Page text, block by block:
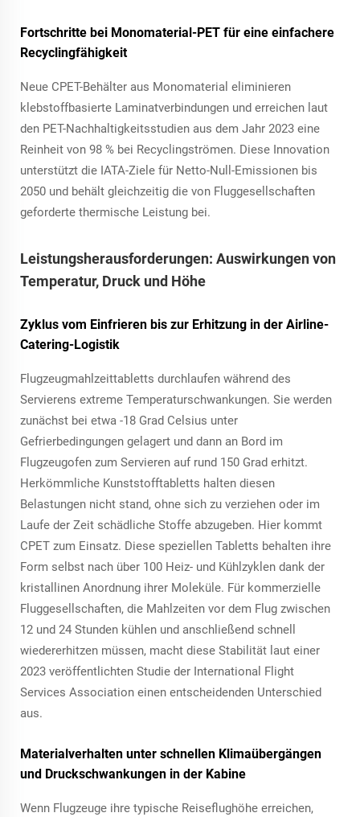
Fortschritte bei Monomaterial-PET für eine einfachere
Recyclingfähigkeit
Neue CPET-Behälter aus Monomaterial eliminieren
klebstoffbasierte Laminatverbindungen und erreichen laut
den PET-Nachhaltigkeitsstudien aus dem Jahr 2023 eine
Reinheit von 98 % bei Recyclingströmen. Diese Innovation
unterstützt die IATA-Ziele für Netto-Null-Emissionen bis
2050 und behält gleichzeitig die von Fluggesellschaften
geforderte thermische Leistung bei.
Leistungsherausforderungen: Auswirkungen von
Temperatur, Druck und Höhe
Zyklus vom Einfrieren bis zur Erhitzung in der Airline-
Catering-Logistik
Flugzeugmahlzeittabletts durchlaufen während des
Servierens extreme Temperaturschwankungen. Sie werden
zunächst bei etwa -18 Grad Celsius unter
Gefrierbedingungen gelagert und dann an Bord im
Flugzeugofen zum Servieren auf rund 150 Grad erhitzt.
Herkömmliche Kunststofftabletts halten diesen
Belastungen nicht stand, ohne sich zu verziehen oder im
Laufe der Zeit schädliche Stoffe abzugeben. Hier kommt
CPET zum Einsatz. Diese speziellen Tabletts behalten ihre
Form selbst nach über 100 Heiz- und Kühlzyklen dank der
kristallinen Anordnung ihrer Moleküle. Für kommerzielle
Fluggesellschaften, die Mahlzeiten vor dem Flug zwischen
12 und 24 Stunden kühlen und anschließend schnell
wiedererhitzen müssen, macht diese Stabilität laut einer
2023 veröffentlichten Studie der International Flight
Services Association einen entscheidenden Unterschied
aus.
Materialverhalten unter schnellen Klimaübergängen
und Druckschwankungen in der Kabine
Wenn Flugzeuge ihre typische Reiseflughöhe erreichen,